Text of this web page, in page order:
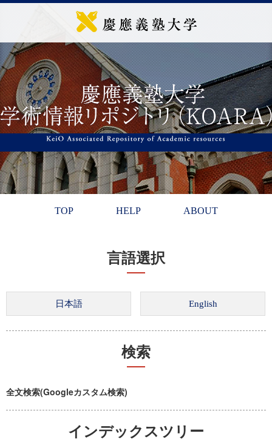
TOP HELP ABOUT
言語選択
検索
全文検索(Googleカスタム検索)
インデックスツリー